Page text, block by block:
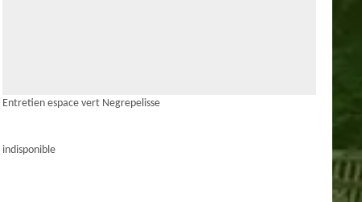
Entretien espace vert Negrepelisse
indisponible